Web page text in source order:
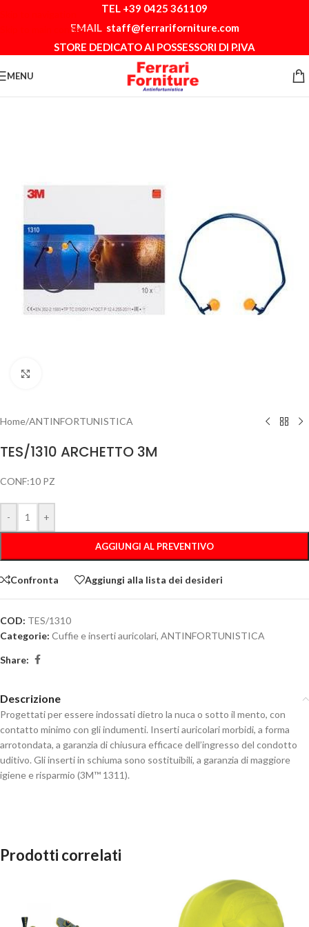
Skip to main content
TEL +39 0425 361109
EMAIL staff@ferrariforniture.com
STORE DEDICATO AI POSSESSORI DI P.IVA
MENU
Home/ANTINFORTUNISTICA
TES/1310 ARCHETTO 3M
CONF:10 PZ
- +
AGGIUNGI AL PREVENTIVO
Confronta Aggiungi alla lista dei desideri
COD: TES/1310
Categorie: Cuffie e inserti auricolari, ANTINFORTUNISTICA
Share:
Descrizione
Progettati per essere indossati dietro la nuca o sotto il mento, con
contatto minimo con gli indumenti. Inserti auricolari morbidi, a forma
arrotondata, a garanzia di chiusura efficace dell’ingresso del condotto
uditivo. Gli inserti in schiuma sono sostituibili, a garanzia di maggiore
igiene e risparmio (3M™ 1311).
Prodotti correlati